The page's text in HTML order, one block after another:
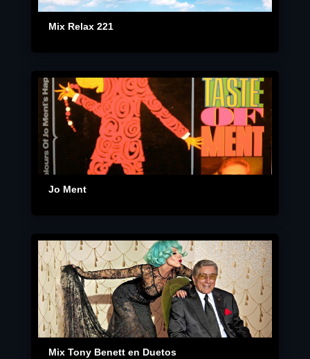
Mix Relax 221
Jo Ment
Mix Tony Benett en Duetos